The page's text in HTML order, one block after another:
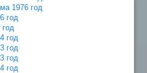
1976 год
год
год
год
год
год